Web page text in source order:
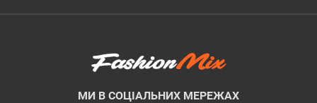
МИ В СОЦІАЛЬНИХ МЕРЕЖАХ